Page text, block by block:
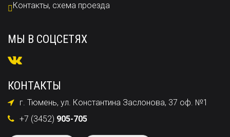
Контакты, схема проезда
МЫ В СОЦСЕТЯХ
КОНТАКТЫ
г. Тюмень, ул. Константина Заслонова, 37 оф. №1
+7 (3452) 905-705